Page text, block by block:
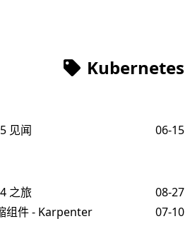
Kubernetes
见闻 06-15
之旅
08-27
组件 - Karpenter
07-10